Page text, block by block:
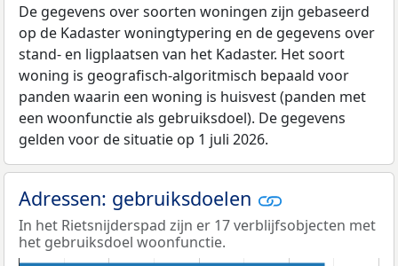
De gegevens over soorten woningen zijn gebaseerd
op de Kadaster woningtypering en de gegevens over
stand- en ligplaatsen van het Kadaster. Het soort
woning is geografisch-algoritmisch bepaald voor
panden waarin een woning is huisvest (panden met
een woonfunctie als gebruiksdoel). De gegevens
gelden voor de situatie op 1 juli 2026.
Adressen: gebruiksdoelen
In het Rietsnijderspad zijn er 17 verblijfsobjecten met
het gebruiksdoel woonfunctie.